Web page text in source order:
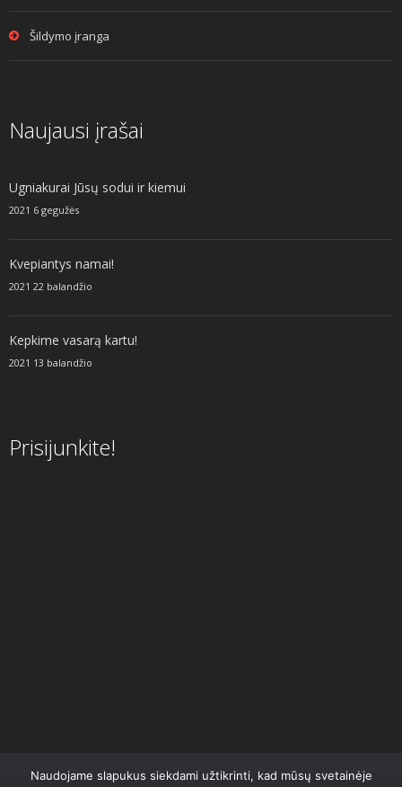
Šildymo įranga
Naujausi įrašai
Ugniakurai Jūsų sodui ir kiemui
2021 6 gegužės
Kvepiantys namai!
2021 22 balandžio
Kepkime vasarą kartu!
2021 13 balandžio
Prisijunkite!
Naudojame slapukus siekdami užtikrinti, kad mūsų svetainėje